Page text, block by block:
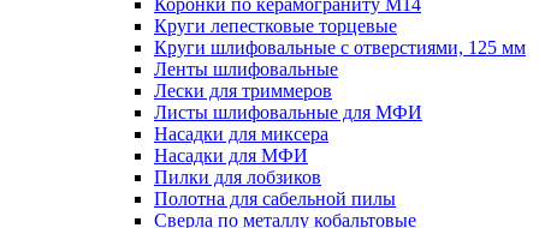
Коронки по керамограниту M14
Круги лепестковые торцевые
Круги шлифовальные с отверстиями, 125 мм
Ленты шлифовальные
Лески для триммеров
Листы шлифовальные для МФИ
Насадки для миксера
Насадки для МФИ
Пилки для лобзиков
Полотна для сабельной пилы
Сверла по металлу кобальтовые